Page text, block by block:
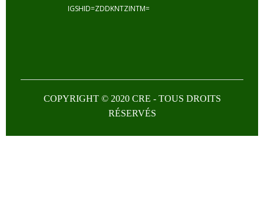
IGSHID=ZDDKNTZINTM=
COPYRIGHT © 2020 CRE - TOUS DROITS
RÉSERVÉS